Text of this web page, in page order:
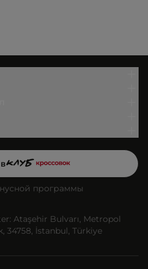
программы
Ataşehir Bulvarı, Metropol
34758, İstanbul, Türkiye